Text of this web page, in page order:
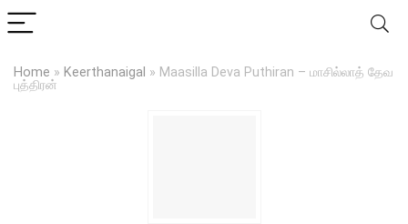
Home » Keerthanaigal » Maasilla Deva Puthiran – மாசில்லாத் தேவ
புத்திரன்